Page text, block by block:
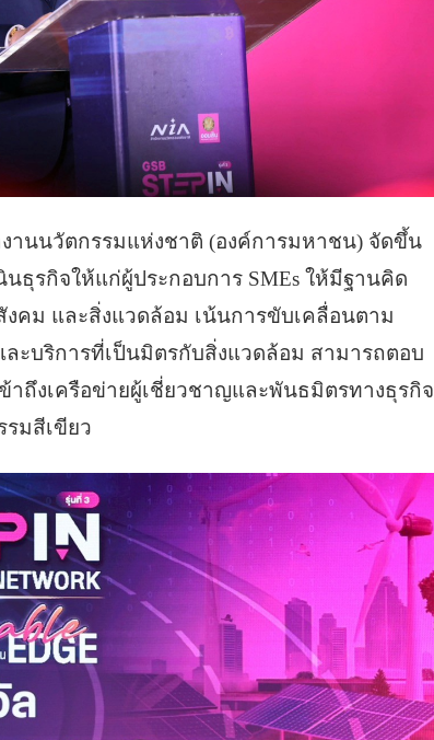
านนวัตกรรมแห่งชาติ (องค์การมหาชน) จัดขึ้น
ธุรกิจให้แก่ผู้ประกอบการ SMEs ให้มีฐานคิด
คม และสิ่งแวดล้อม เน้นการขับเคลื่อนตาม
ะบริการที่เป็นมิตรกับสิ่งแวดล้อม สามารถตอบ
าถึงเครือข่ายผู้เชี่ยวชาญและพันธมิตรทางธุรกิจ
มสีเขียว